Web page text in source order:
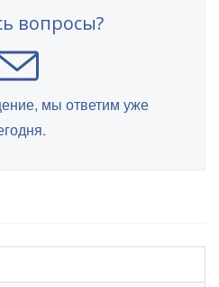
вопросы?
мы ответим уже